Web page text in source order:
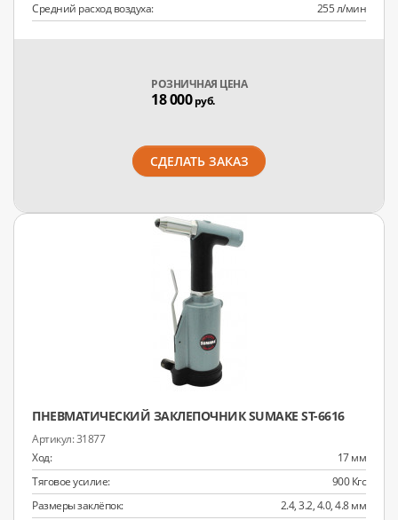
Средний расход воздуха:
255 л/мин
РОЗНИЧНАЯ ЦЕНА
18 000руб.
СДЕЛАТЬ ЗАКАЗ
ПНЕВМАТИЧЕСКИЙ ЗАКЛЕПОЧНИК SUMAKE ST-6616
31877
Ход:
17 мм
Тяговое усилие:
900 Кгс
Размеры заклёпок:
2.4, 3.2, 4.0, 4.8 мм